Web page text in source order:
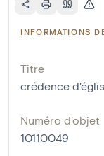
INFORMATIONS
Titre
crédence
Numéro d'objet
10110049